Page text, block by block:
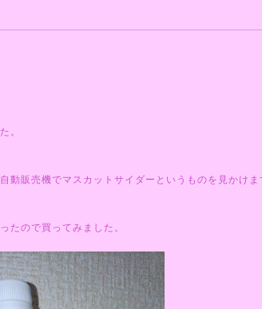
。
動販売機でマスカットサイダーというものを見かけま
たので買ってみました。